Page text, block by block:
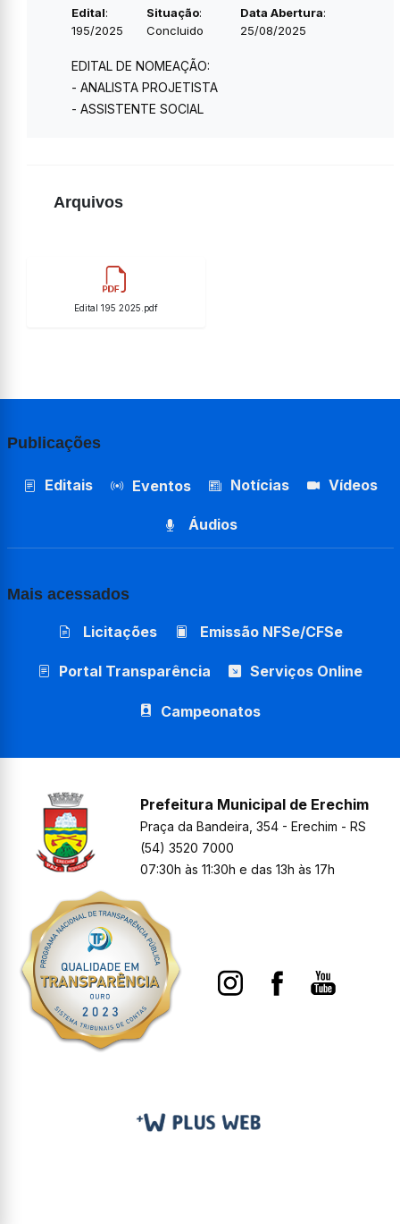
Edital:
195/2025
Situação:
Concluido
Data Abertura:
25/08/2025
EDITAL DE NOMEAÇÃO:
- ANALISTA PROJETISTA
- ASSISTENTE SOCIAL
Arquivos
Edital 195 2025.pdf
Publicações
Editais Eventos Notícias Vídeos
Áudios
Mais acessados
Licitações Emissão NFSe/CFSe
Portal Transparência Serviços Online
Campeonatos
Prefeitura Municipal de Erechim
Praça da Bandeira, 354 - Erechim - RS
(54) 3520 7000
07:30h às 11:30h e das 13h às 17h